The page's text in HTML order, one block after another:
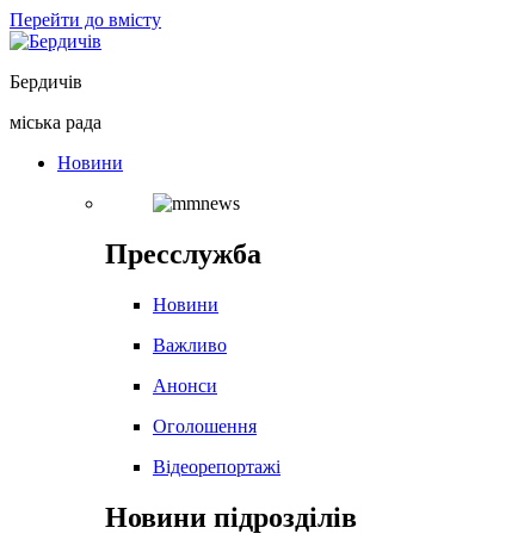
Перейти до вмісту
Бердичів
міська рада
Новини
Пресслужба
Новини
Важливо
Анонси
Оголошення
Відеорепортажі
Новини підрозділів